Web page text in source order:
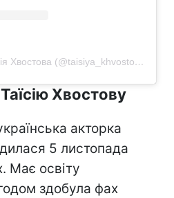
Допис, поширений Таїсія Хвостова (@taisiya_khvostova)
Хвостову
акторка
5 листопада
Має освіту
здобула фах